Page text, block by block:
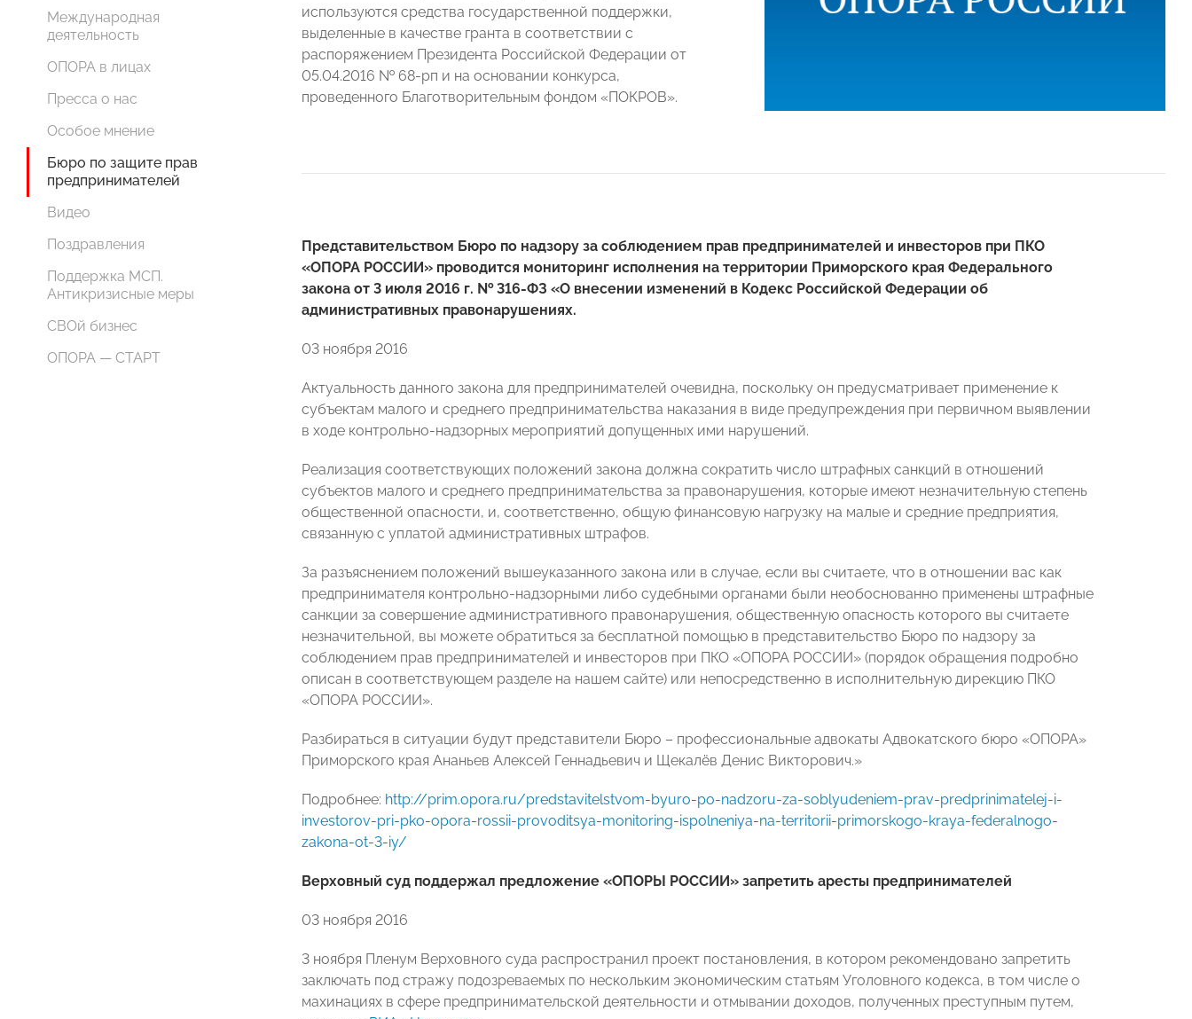
Международная
деятельность
ОПОРА в лицах
Пресса о нас
Особое мнение
Бюро по защите прав
предпринимателей
Видео
Поздравления
Поддержка МСП.
Антикризисные меры
СВОй бизнес
ОПОРА — СТАРТ
используются средства государственной поддержки,
выделенные в качестве гранта в соответствии с
распоряжением Президента Российской Федерации от
05.04.2016 № 68-рп и на основании конкурса,
проведенного Благотворительным фондом «ПОКРОВ».
Представительством Бюро по надзору за соблюдением прав предпринимателей и инвесторов при ПКО
«ОПОРА РОССИИ» проводится мониторинг исполнения на территории Приморского края Федерального
закона от 3 июля 2016 г. № 316-ФЗ «О внесении изменений в Кодекс Российской Федерации об
административных правонарушениях.
03 ноября 2016
Актуальность данного закона для предпринимателей очевидна, поскольку он предусматривает применение к
субъектам малого и среднего предпринимательства наказания в виде предупреждения при первичном выявлении
в ходе контрольно-надзорных мероприятий допущенных ими нарушений.
Реализация соответствующих положений закона должна сократить число штрафных санкций в отношений
субъектов малого и среднего предпринимательства за правонарушения, которые имеют незначительную степень
общественной опасности, и, соответственно, общую финансовую нагрузку на малые и средние предприятия,
связанную с уплатой административных штрафов.
За разъяснением положений вышеуказанного закона или в случае, если вы считаете, что в отношении вас как
предпринимателя контрольно-надзорными либо судебными органами были необоснованно применены штрафные
санкции за совершение административного правонарушения, общественную опасность которого вы считаете
незначительной, вы можете обратиться за бесплатной помощью в представительство Бюро по надзору за
соблюдением прав предпринимателей и инвесторов при ПКО «ОПОРА РОССИИ» (порядок обращения подробно
описан в соответствующем разделе на нашем сайте) или непосредственно в исполнительную дирекцию ПКО
«ОПОРА РОССИИ».
Разбираться в ситуации будут представители Бюро – профессиональные адвокаты Адвокатского бюро «ОПОРА»
Приморского края Ананьев Алексей Геннадьевич и Щекалёв Денис Викторович.»
Подробнее: http://prim.opora.ru/predstavitelstvom-byuro-po-nadzoru-za-soblyudeniem-prav-predprinimatelej-i-
investorov-pri-pko-opora-rossii-provoditsya-monitoring-ispolneniya-na-territorii-primorskogo-kraya-federalnogo-
zakona-ot-3-iy/
Верховный суд поддержал предложение «ОПОРЫ РОССИИ» запретить аресты предпринимателей
03 ноября 2016
3 ноября Пленум Верховного суда распространил проект постановления, в котором рекомендовано запретить
заключать под стражу подозреваемых по нескольким экономическим статьям Уголовного кодекса, в том числе о
махинациях в сфере предпринимательской деятельности и отмывании доходов, полученных преступным путем,